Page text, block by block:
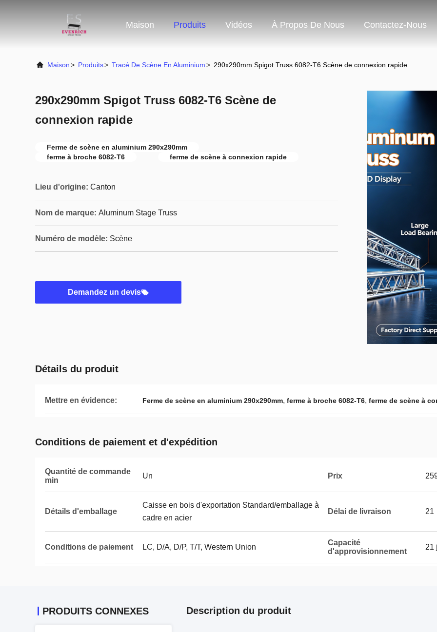
Maison Produits Vidéos À Propos De Nous Contactez-Nous
Maison> Produits> Tracé De Scène En Aluminium> 290x290mm Spigot Truss 6082-T6 Scène de connexion rapide
290x290mm Spigot Truss 6082-T6 Scène de
connexion rapide
Ferme de scène en aluminium 290x290mm
ferme à broche 6082-T6
ferme de scène à connexion rapide
Lieu d'origine: Canton
Nom de marque: Aluminum Stage Truss
Numéro de modèle: Scène
Demandez un devis
Détails du produit
Mettre en évidence: Ferme de scène en aluminium 290x290mm, ferme à broche 6082-T6, ferme de scène à
Conditions de paiement et d'expédition
Quantité de commande
min
Un Prix
Détails d'emballage
Caisse en bois d'exportation Standard/emballage à
cadre en acier
Délai de livraison 21
Conditions de paiement LC, D/A, D/P, T/T, Western Union
Capacité
d'approvisionnement
21
PRODUITS CONNEXES Description du produit